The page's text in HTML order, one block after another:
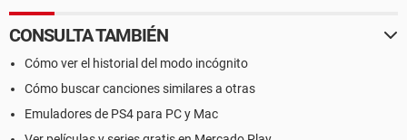
CONSULTA TAMBIÉN
Cómo ver el historial del modo incógnito
Cómo buscar canciones similares a otras
Emuladores de PS4 para PC y Mac